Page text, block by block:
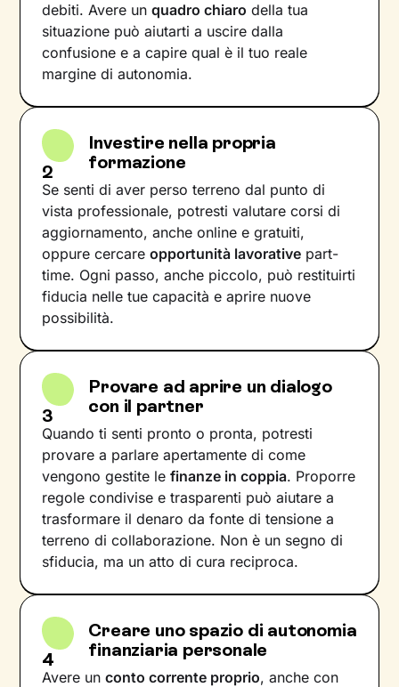
debiti. Avere unquadro chiaro della tua
situazione può aiutarti a uscire dalla
confusione e a capire qual è il tuo reale
margine di autonomia.
2
Investire nella propria
formazione
Se senti di aver perso terreno dal punto di
vista professionale, potresti valutare corsi di
aggiornamento, anche online e gratuiti,
oppure cercareopportunità lavorative part-
time. Ogni passo, anche piccolo, può restituirti
fiducia nelle tue capacità e aprire nuove
possibilità.
3
Provare ad aprire un dialogo
con il partner
Quando ti senti pronto o pronta, potresti
provare a parlare apertamente di come
vengono gestite lefinanze in coppia. Proporre
regole condivise e trasparenti può aiutare a
trasformare il denaro da fonte di tensione a
terreno di collaborazione. Non è un segno di
sfiducia, ma un atto di cura reciproca.
4
Creare uno spazio di autonomia
finanziaria personale
Avere unconto corrente proprio, anche con